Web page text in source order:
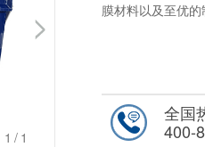
1 /1
膜材料以及至优
全国
400-